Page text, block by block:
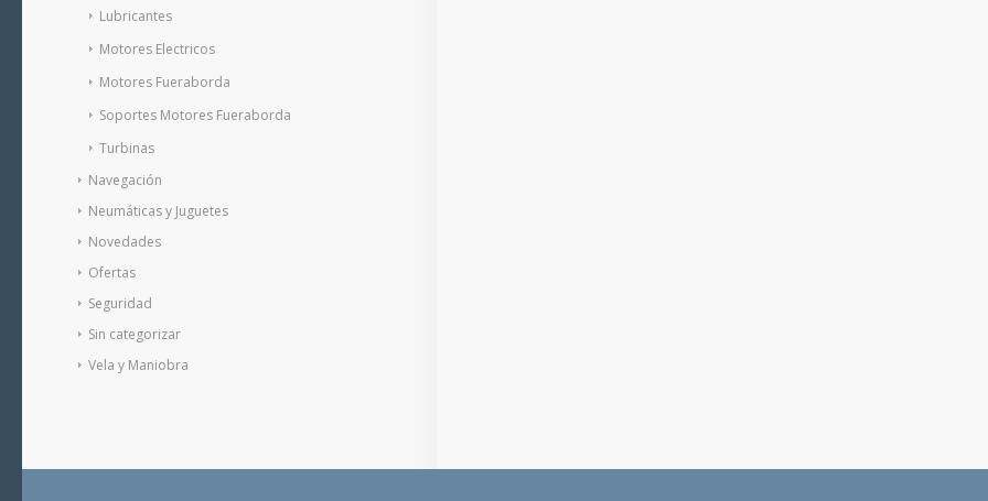
Lubricantes
Motores Electricos
Motores Fueraborda
Soportes Motores Fueraborda
Turbinas
Navegación
Neumáticas y Juguetes
Novedades
Ofertas
Seguridad
Sin categorizar
Vela y Maniobra